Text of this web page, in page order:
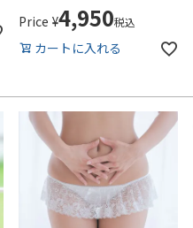
Price ¥4,950税込
カートに入れる